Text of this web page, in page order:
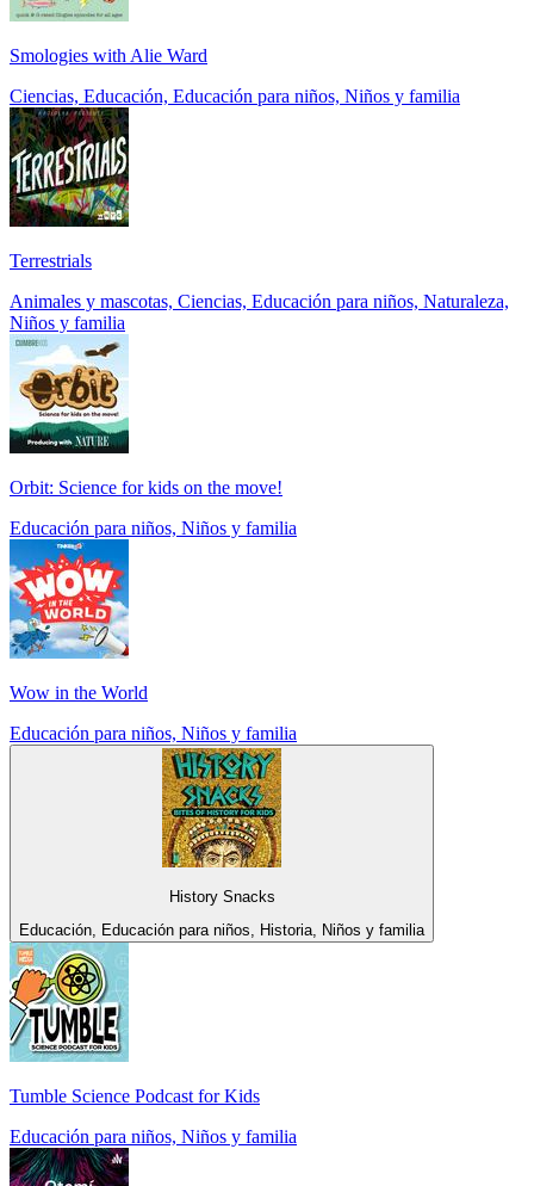
Smologies with Alie Ward
Ciencias, Educación, Educación para niños, Niños y familia
Terrestrials
Animales y mascotas, Ciencias, Educación para niños, Naturaleza,
Niños y familia
Orbit: Science for kids on the move!
Educación para niños, Niños y familia
Wow in the World
Educación para niños, Niños y familia
History Snacks
Educación, Educación para niños, Historia, Niños y familia
Tumble Science Podcast for Kids
Educación para niños, Niños y familia